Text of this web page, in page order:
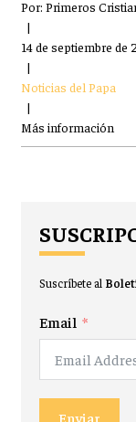
Por: Primeros
|
14 de septiembre de
|
Noticias del Papa
|
Más información
Suscríbete al
Email
Enviar